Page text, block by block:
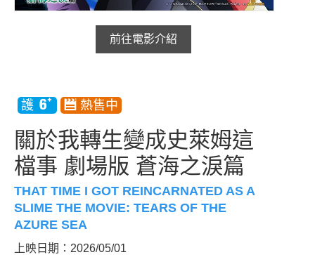
前往電影介紹
關於我轉生變成史萊姆這
檔事 劇場版 蒼海之淚篇
THAT TIME I GOT REINCARNATED AS A
SLIME THE MOVIE: TEARS OF THE
AZURE SEA
上映日期：2026/05/01
商家介紹
加入iShow
會員活動
會員Q&A